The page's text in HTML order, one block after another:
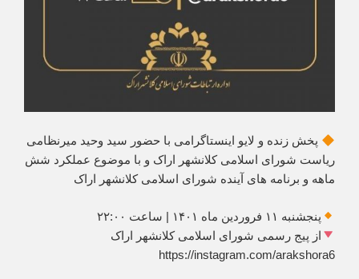
پخش زنده و لایو اینستاگرامی با حضور سید وحید میرنظامی
ریاست شورای اسلامی کلانشهر اراک و با موضوع عملکرد شش
ماهه و برنامه های آینده شورای اسلامی کلانشهر اراک
پنجشنبه ۱۱ فروردین ماه ۱۴۰۱ | ساعت ۲۲:۰۰
از پیج رسمی شورای اسلامی کلانشهر اراک
https://instagram.com/arakshora6